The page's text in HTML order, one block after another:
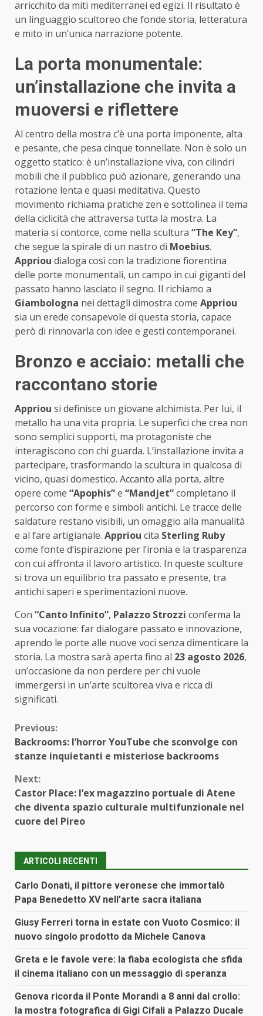
arricchito da miti mediterranei ed egizi. Il risultato è
un linguaggio scultoreo che fonde storia, letteratura
e mito in un’unica narrazione potente.
La porta monumentale:
un’installazione che invita a
muoversi e riflettere
Al centro della mostra c’è una porta imponente, alta
e pesante, che pesa cinque tonnellate. Non è solo un
oggetto statico: è un’installazione viva, con cilindri
mobili che il pubblico può azionare, generando una
rotazione lenta e quasi meditativa. Questo
movimento richiama pratiche zen e sottolinea il tema
della ciclicità che attraversa tutta la mostra. La
materia si contorce, come nella scultura “The Key”,
che segue la spirale di un nastro di Moebius.
Appriou dialoga così con la tradizione fiorentina
delle porte monumentali, un campo in cui giganti del
passato hanno lasciato il segno. Il richiamo a
Giambologna nei dettagli dimostra come Appriou
sia un erede consapevole di questa storia, capace
però di rinnovarla con idee e gesti contemporanei.
Bronzo e acciaio: metalli che
raccontano storie
Appriou si definisce un giovane alchimista. Per lui, il
metallo ha una vita propria. Le superfici che crea non
sono semplici supporti, ma protagoniste che
interagiscono con chi guarda. L’installazione invita a
partecipare, trasformando la scultura in qualcosa di
vicino, quasi domestico. Accanto alla porta, altre
opere come “Apophis”e “Mandjet”completano il
percorso con forme e simboli antichi. Le tracce delle
saldature restano visibili, un omaggio alla manualità
e al fare artigianale. Appriou cita Sterling Ruby
come fonte d’ispirazione per l’ironia e la trasparenza
con cui affronta il lavoro artistico. In queste sculture
si trova un equilibrio tra passato e presente, tra
antichi saperi e sperimentazioni nuove.
Con “Canto Infinito”, Palazzo Strozzi conferma la
sua vocazione: far dialogare passato e innovazione,
aprendo le porte alle nuove voci senza dimenticare la
storia. La mostra sarà aperta fino al 23 agosto 2026,
un’occasione da non perdere per chi vuole
immergersi in un’arte scultorea viva e ricca di
significati.
Continue
Reading
Previous:
Backrooms: l’horror YouTube che sconvolge con
stanze inquietanti e misteriose backrooms
Next:
Castor Place: l’ex magazzino portuale di Atene
che diventa spazio culturale multifunzionale nel
cuore del Pireo
ARTICOLI RECENTI
Carlo Donati, il pittore veronese che immortalò
Papa Benedetto XV nell’arte sacra italiana
Giusy Ferreri torna in estate con Vuoto Cosmico: il
nuovo singolo prodotto da Michele Canova
Greta e le favole vere: la fiaba ecologista che sfida
il cinema italiano con un messaggio di speranza
Genova ricorda il Ponte Morandi a 8 anni dal crollo:
la mostra fotografica di Gigi Cifali a Palazzo Ducale